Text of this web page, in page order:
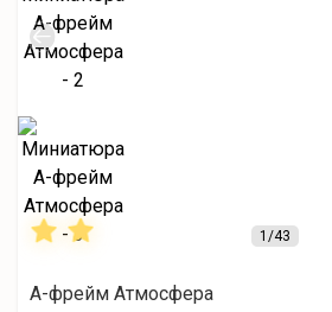
1/43
А-фрейм Атмосфера